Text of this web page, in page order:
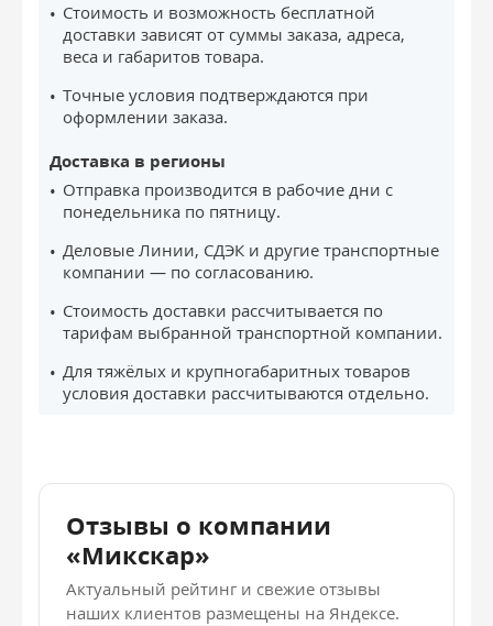
Стоимость и возможность бесплатной
доставки зависят от суммы заказа, адреса,
веса и габаритов товара.
Точные условия подтверждаются при
оформлении заказа.
Доставка в регионы
Отправка производится в рабочие дни с
понедельника по пятницу.
Деловые Линии, СДЭК и другие транспортные
компании — по согласованию.
Стоимость доставки рассчитывается по
тарифам выбранной транспортной компании.
Для тяжёлых и крупногабаритных товаров
условия доставки рассчитываются отдельно.
Отзывы о компании
«Микскар»
Актуальный рейтинг и свежие отзывы
наших клиентов размещены на Яндексе.